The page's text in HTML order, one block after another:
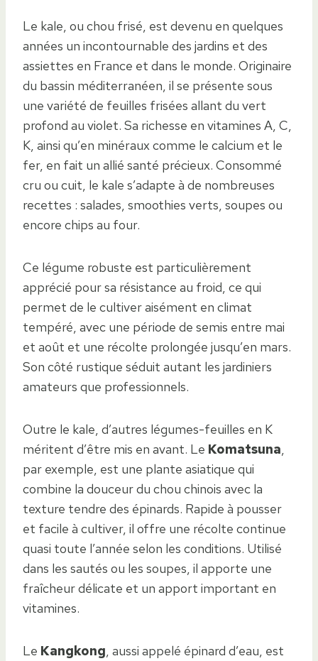
Le kale, ou chou frisé, est devenu en quelques
années un incontournable des jardins et des
assiettes en France et dans le monde. Originaire
du bassin méditerranéen, il se présente sous
une variété de feuilles frisées allant du vert
profond au violet. Sa richesse en vitamines A, C,
K, ainsi qu’en minéraux comme le calcium et le
fer, en fait un allié santé précieux. Consommé
cru ou cuit, le kale s’adapte à de nombreuses
recettes : salades, smoothies verts, soupes ou
encore chips au four.
Ce légume robuste est particulièrement
apprécié pour sa résistance au froid, ce qui
permet de le cultiver aisément en climat
tempéré, avec une période de semis entre mai
et août et une récolte prolongée jusqu’en mars.
Son côté rustique séduit autant les jardiniers
amateurs que professionnels.
Outre le kale, d’autres légumes-feuilles en K
méritent d’être mis en avant. Le Komatsuna,
par exemple, est une plante asiatique qui
combine la douceur du chou chinois avec la
texture tendre des épinards. Rapide à pousser
et facile à cultiver, il offre une récolte continue
quasi toute l’année selon les conditions. Utilisé
dans les sautés ou les soupes, il apporte une
fraîcheur délicate et un apport important en
vitamines.
Le Kangkong, aussi appelé épinard d’eau, est